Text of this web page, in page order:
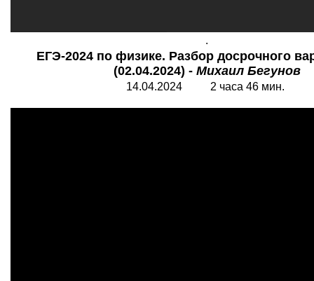
.
ЕГЭ-2024 по физике. Разбор досрочного
(02.04.2024) - Михаил Бегунов
14.04.2024 2 часа 46 мин.